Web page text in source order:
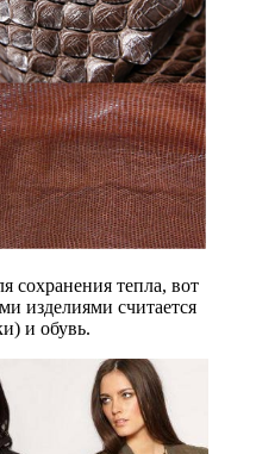
сохранения тепла, вот
изделиями считается
и обувь.